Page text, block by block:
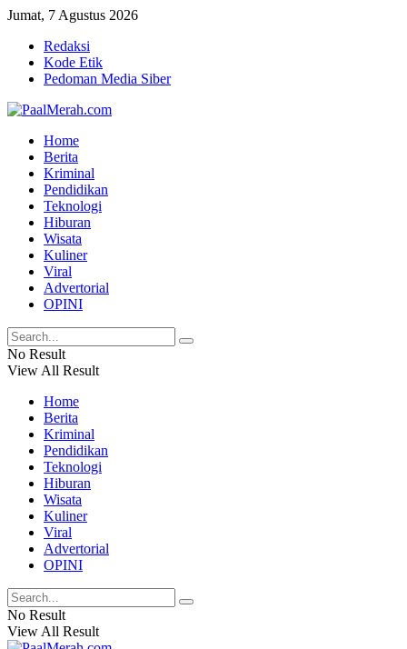
Jumat, 7 Agustus 2026
Redaksi
Kode Etik
Pedoman Media Siber
Home
Berita
Kriminal
Pendidikan
Teknologi
Hiburan
Wisata
Kuliner
Viral
Advertorial
OPINI
No Result
View All Result
Home
Berita
Kriminal
Pendidikan
Teknologi
Hiburan
Wisata
Kuliner
Viral
Advertorial
OPINI
No Result
View All Result